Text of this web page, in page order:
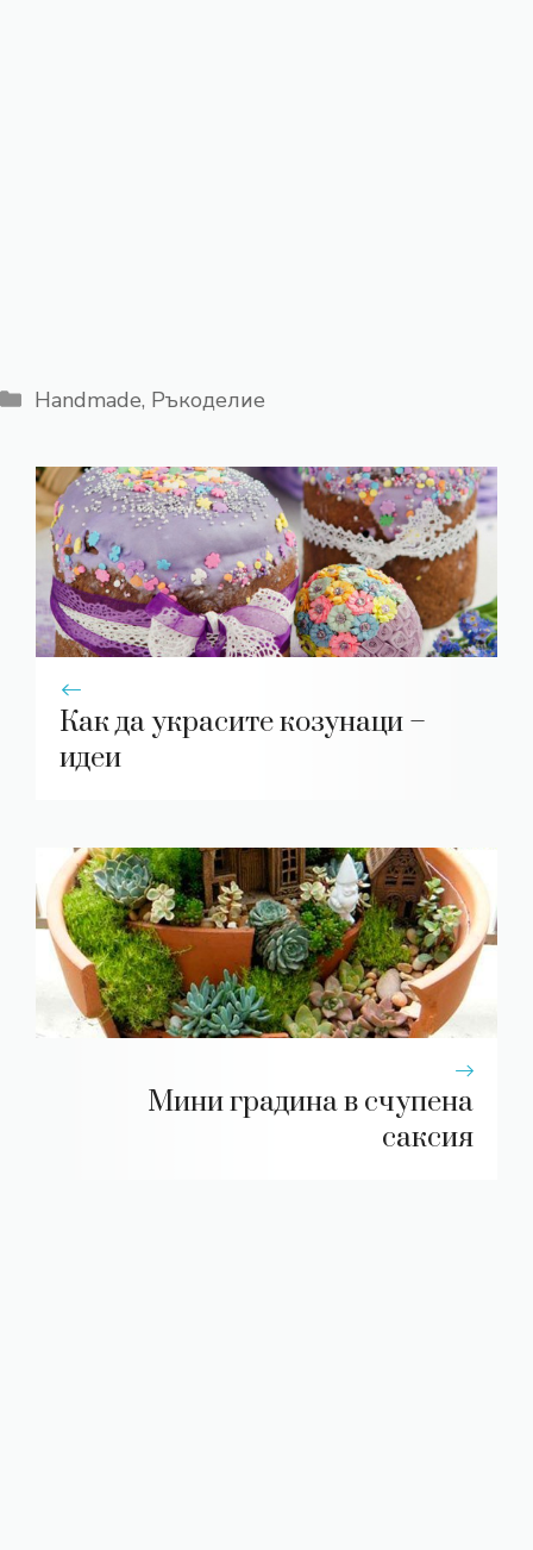
Категории
Handmade, Ръкоделие
Как да украсите козунаци –
идеи
Мини градина в счупена
саксия